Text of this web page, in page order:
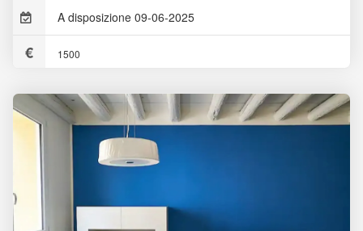
A disposizione 09-06-2025
1500